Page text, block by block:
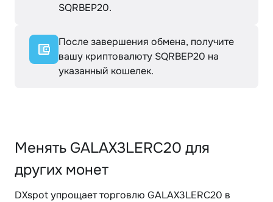
SQRBEP20.
После завершения обмена, получите
вашу криптовалюту SQRBEP20 на
указанный кошелек.
Менять GALAX3LERC20 для
других монет
DXspot упрощает торговлю GALAX3LERC20 в